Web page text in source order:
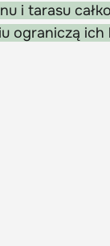
i tarasu
ograniczą ich